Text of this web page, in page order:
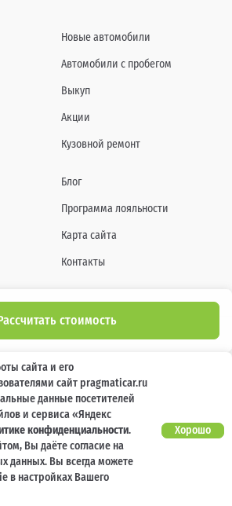
стоимость
Новые автомобили
Автомобили с пробегом
Выкуп
Акции
Кузовной ремонт
Блог
Программа лояльности
Карта сайта
Контакты
характеристиках, составе комплектаций, цветовой
а также действующих акциях, сроках и условиях
сайте www.pragmaticar.ru, носит информационный
условиях не является публичной офертой,
пунктом 2 статьи 437 Гражданского кодекса
получения подробной информации обращайтесь к
нашей компании.
© ПРАГМАТИКА, 2026
сайта и его
сайт pragmaticar.ru
данные посетителей
и сервиса «Яндекс
конфиденциальности.
Вы даёте согласие на
данных. Вы всегда можете
в настройках Вашего
Хорошо